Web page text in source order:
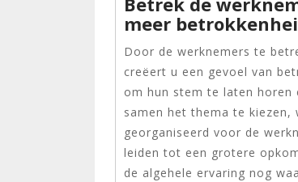
meer
Door de werknemers te
creëert u een gevoel van
om hun stem te laten horen
samen het thema te
georganiseerd voor de
leiden tot een grotere
de algehele ervaring nog